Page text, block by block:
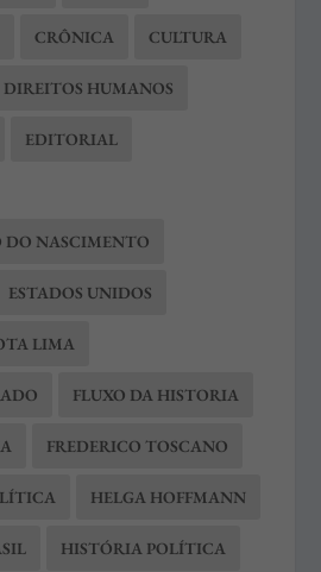
CRÔNICA CULTURA
DIREITOS HUMANOS
EDITORIAL
DO NASCIMENTO
ESTADOS UNIDOS
LIMA
FLUXO DA HISTORIA
FREDERICO TOSCANO
HELGA HOFFMANN
HISTÓRIA POLÍTICA